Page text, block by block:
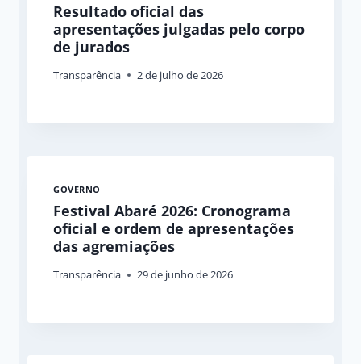
Resultado oficial das
apresentações julgadas pelo corpo
de jurados
Transparência 2 de julho de 2026
GOVERNO
Festival Abaré 2026: Cronograma
oficial e ordem de apresentações
das agremiações
Transparência 29 de junho de 2026